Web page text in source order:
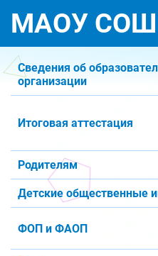
МАОУ
Сведения об
организации
Итоговая аттестация
Родителям
Детские общественные
ФОП и ФАОП